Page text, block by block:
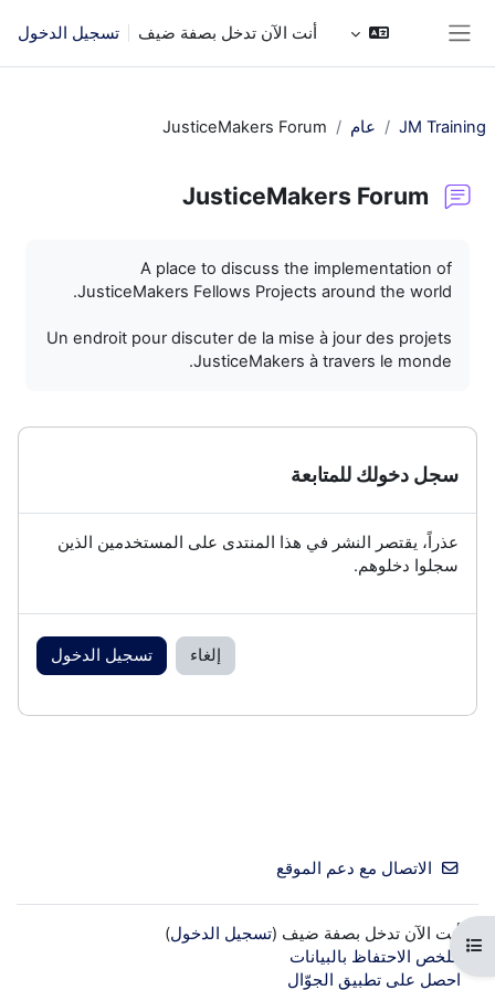
أنت الآن تدخل بصفة ضيف تسجيل الدخول
فتح فهرس المقرر
JM Training عام JusticeMakers Forum
JusticeMakers Forum
A place to discuss the implementation of
JusticeMakers Fellows Projects around the world.
Un endroit pour discuter de la mise à jour des projets
JusticeMakers à travers le monde.
سجل دخولك للمتابعة
عذراً، يقتصر النشر في هذا المنتدى على المستخدمين الذين
سجلوا دخلوهم.
إلغاء تسجيل الدخول
الاتصال مع دعم الموقع
أنت الآن تدخل بصفة ضيف (تسجيل الدخول)
ملخص الاحتفاظ بالبيانات
احصل على تطبيق الجوّال